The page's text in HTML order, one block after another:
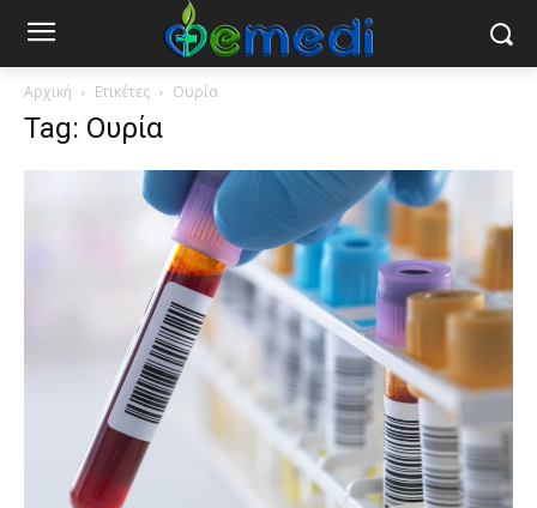
Αρχική Ετικέτες Ουρία
Tag: Ουρία